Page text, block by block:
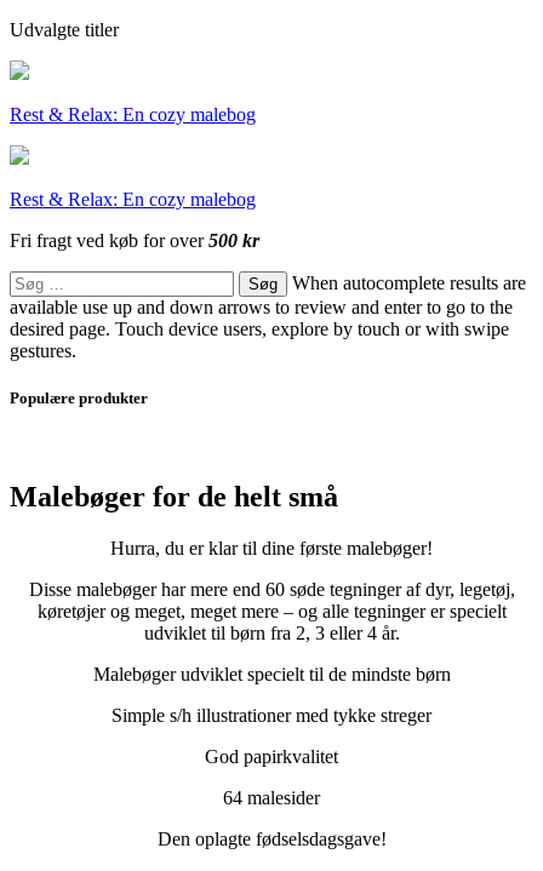
Udvalgte titler
Rest & Relax: En cozy malebog
Rest & Relax: En cozy malebog
Fri fragt ved køb for over500 kr
Søg
efter:
When autocomplete results are
available use up and down arrows to review and enter to go to the
desired page. Touch device users, explore by touch or with swipe
gestures.
Populære produkter
Malebøger for de helt små
Hurra, du er klar til dine første malebøger!
Disse malebøger har mere end 60 søde tegninger af dyr, legetøj,
køretøjer og meget, meget mere – og alle tegninger er specielt
udviklet til børn fra 2, 3 eller 4 år.
Malebøger udviklet specielt til de mindste børn
Simple s/h illustrationer med tykke streger
God papirkvalitet
64 malesider
Den oplagte fødselsdagsgave!